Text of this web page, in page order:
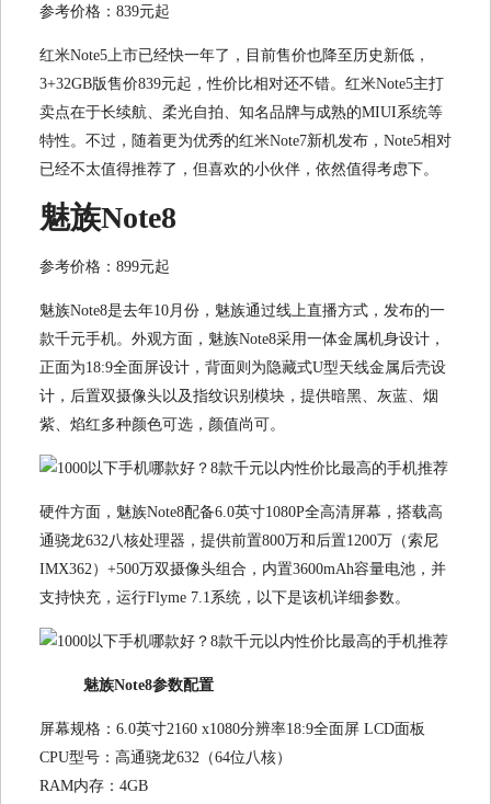
参考价格：839元起
红米Note5上市已经快一年了，目前售价也降至历史新低，
3+32GB版售价839元起，性价比相对还不错。红米Note5主打
卖点在于长续航、柔光自拍、知名品牌与成熟的MIUI系统等
特性。不过，随着更为优秀的红米Note7新机发布，Note5相对
已经不太值得推荐了，但喜欢的小伙伴，依然值得考虑下。
魅族Note8
参考价格：899元起
魅族Note8是去年10月份，魅族通过线上直播方式，发布的一
款千元手机。外观方面，魅族Note8采用一体金属机身设计，
正面为18:9全面屏设计，背面则为隐藏式U型天线金属后壳设
计，后置双摄像头以及指纹识别模块，提供暗黑、灰蓝、烟
紫、焰红多种颜色可选，颜值尚可。
硬件方面，魅族Note8配备6.0英寸1080P全高清屏幕，搭载高
通骁龙632八核处理器，提供前置800万和后置1200万（索尼
IMX362）+500万双摄像头组合，内置3600mAh容量电池，并
支持快充，运行Flyme 7.1系统，以下是该机详细参数。
魅族Note8参数配置
屏幕规格：6.0英寸2160 x1080分辨率18:9全面屏 LCD面板
CPU型号：高通骁龙632（64位八核）
RAM内存：4GB